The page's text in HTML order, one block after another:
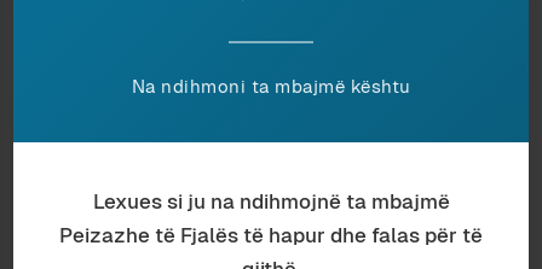
2014 (6.53), me një rritje të vogël prej 2010,
statistikisht sinjifikante. Me studimin e PISA 2012
mund të evidentohen rezultate pozitive, por me
të perceptohet ndonjë ndryshim thelbësor që
qeverisë. Ndryshimet më së shumti nxjerrin në
pah problemet me organinizimin e provimeve
Na ndihmoni ta mbajmë kështu
Lexues si ju na ndihmojnë ta mbajmë
Peizazhe të Fjalës të hapur dhe falas për të